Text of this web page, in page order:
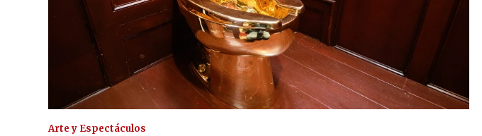
Arte y Espectáculos